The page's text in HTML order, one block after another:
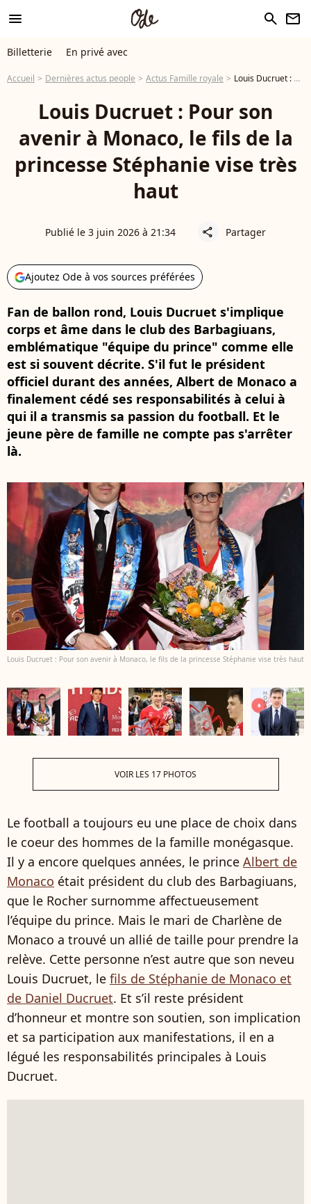
menu search newsletter
Billetterie En privé avec
Accueil Dernières actus people Actus Famille royale Louis Ducruet : Pour son avenir à Monaco, le fils de la princesse Stéphanie vise très haut
Louis Ducruet : Pour son
avenir à Monaco, le fils de la
princesse Stéphanie vise très
haut
Publié le 3 juin 2026 à 21:34 share Partager
Ajoutez Ode à vos sources préférées
Fan de ballon rond, Louis Ducruet s'implique
corps et âme dans le club des Barbagiuans,
emblématique "équipe du prince" comme elle
est si souvent décrite. S'il fut le président
officiel durant des années, Albert de Monaco a
finalement cédé ses responsabilités à celui à
qui il a transmis sa passion du football. Et le
jeune père de famille ne compte pas s'arrêter
là.
Louis Ducruet : Pour son avenir à Monaco, le fils de la princesse Stéphanie vise très haut
VOIR LES 17 PHOTOS
Le football a toujours eu une place de choix dans
le coeur des hommes de la famille monégasque.
Il y a encore quelques années, le prince Albert de
Monaco était président du club des Barbagiuans,
que le Rocher surnomme affectueusement
l’équipe du prince. Mais le mari de Charlène de
Monaco a trouvé un allié de taille pour prendre la
relève. Cette personne n’est autre que son neveu
Louis Ducruet, le fils de Stéphanie de Monaco et
de Daniel Ducruet. Et s’il reste président
d’honneur et montre son soutien, son implication
et sa participation aux manifestations, il en a
légué les responsabilités principales à Louis
Ducruet.